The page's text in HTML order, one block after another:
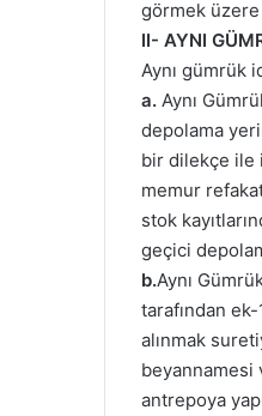
görmek
II- AYNI
Aynı gümrük
a. Aynı
depolama
bir dilekçe ile
memur
stok
geçici
b.Aynı
tarafından
alınmak
beyannamesi
antrepoya